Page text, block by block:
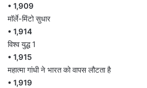
• 1,909
मॉर्ले-मिंटो सुधार
• 1,914
विश्व युद्ध 1
• 1,915
महात्मा गांधी ने भारत को वापस लौटता है
• 1,919